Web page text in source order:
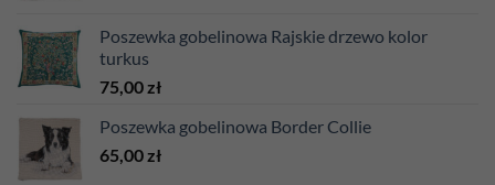
Poszewka gobelinowa Rajskie drzewo kolor
turkus
75,00 zł
Poszewka gobelinowa Border Collie
65,00 zł